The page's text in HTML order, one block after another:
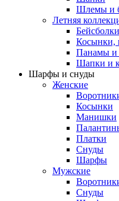
Шлемы и
Летняя
Косынки,
Панамы
Шапки и
Шарфы и снуды
Женские
Косынки
Манишки
Платки
Снуды
Шарфы
Мужские
Снуды